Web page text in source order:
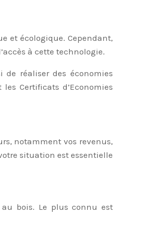
et écologique. Cependant,
à cette technologie.
réaliser des économies
Certificats d’Economies
notamment vos revenus,
situation est essentielle
bois. Le plus connu est